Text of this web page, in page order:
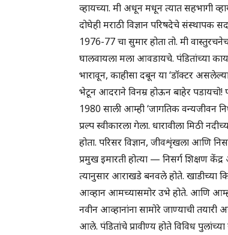
व्हायच्या. मी अधून मधून त्यात सहभागी
दोघेही मराठी विज्ञान परिषदेचे संस्थापक
1976-77 चा सुमार होता तो. मी
घालवायला मला आवडायचे. पंडितांच्या
भारावून, काहीसा दबून या ‘डॉक्टर
भेटून आदराने विनम्र होऊन बाहेर
1980 साली आम्ही ‘जागतिक वन्यजीवन
प्रल्प स्वीकारला गेला. धारावीला मिठी
होता. परिसर विज्ञान, जीवशृंखला आणि
प्रमुख इमारती होत्या — निसर्ग शिक्षण
त्यानुसार आराखडे बनवले होते. खाडीच्या
आव्हान आमच्यासमोर उभे होते. आणि
नवीन आव्हानांना सामोरे जाण्याची तयारी
आले. पंडितांचे प्रावीण्य होते विविध